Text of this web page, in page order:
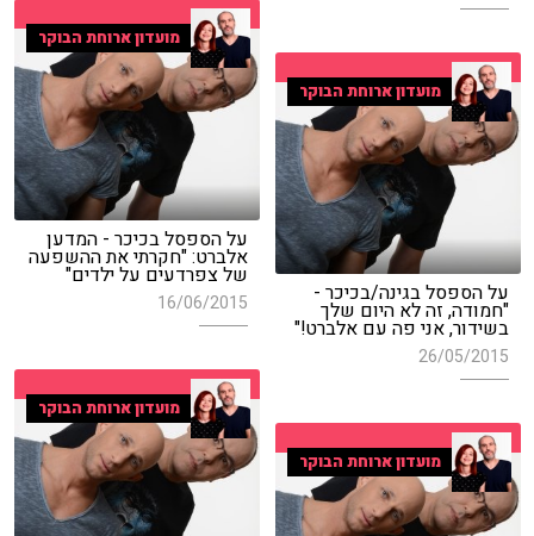
מועדון ארוחת הבוקר
על הספסל בכיכר - המדען
אלברט: "חקרתי את ההשפעה
של צפרדעים על ילדים"
16/06/2015
מועדון ארוחת הבוקר
על הספסל בגינה/בכיכר -
"חמודה, זה לא היום שלך
בשידור, אני פה עם אלברט!"
26/05/2015
מועדון ארוחת הבוקר
מועדון ארוחת הבוקר